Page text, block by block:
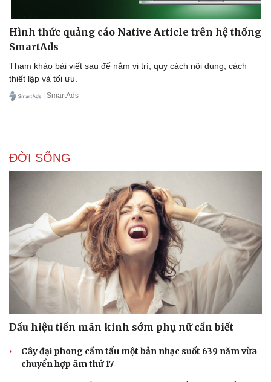
Hình thức quảng cáo Native Article trên hệ thống
SmartAds
Tham khảo bài viết sau để nắm vị trí, quy cách nội dung, cách
thiết lập và tối ưu.
| SmartAds
ĐỜI SỐNG
Dấu hiệu tiền mãn kinh sớm phụ nữ cần biết
Cây đại phong cầm tấu một bản nhạc suốt 639 năm vừa
chuyển hợp âm thứ 17